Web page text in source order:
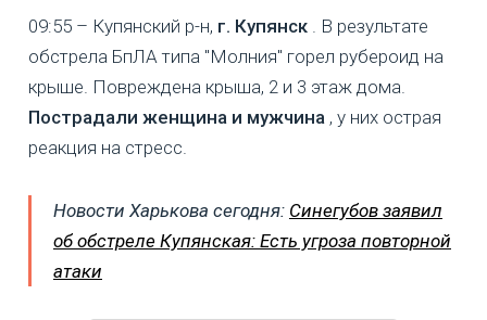
09:55 – Купянский р-н, г. Купянск . В результате
обстрела БпЛА типа "Молния" горел рубероид на
крыше. Повреждена крыша, 2 и 3 этаж дома.
Пострадали женщина и мужчина , у них острая
реакция на стресс.
Новости Харькова сегодня: Синегубов заявил
об обстреле Купянская: Есть угроза повторной
атаки